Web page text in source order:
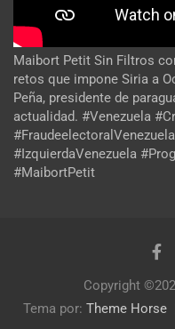
Maibort Petit Sin Filtros
retos que impone Siria a
Peña, presidente de
actualidad. #Venezuela
#IzquierdaVenezuela
#MaibortPetit
Copyright
Tema por: Theme Horse